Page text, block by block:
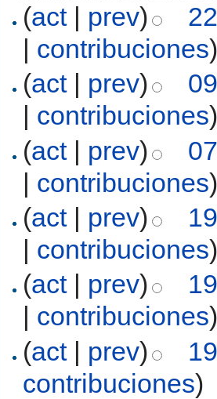
(act| prev)
| contribuciones
(act| prev)
| contribuciones
(act| prev)
| contribuciones
(act| prev)
| contribuciones
(act| prev)
contribuciones
(act| prev)
contribuciones)